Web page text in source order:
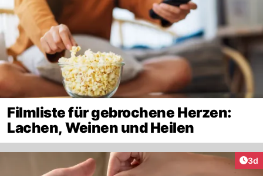
Filmliste für gebrochene Herzen:
Lachen, Weinen und Heilen
3d